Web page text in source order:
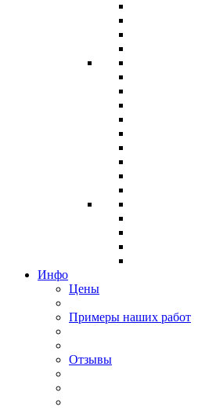
Инфо
Цены
Примеры наших работ
Отзывы